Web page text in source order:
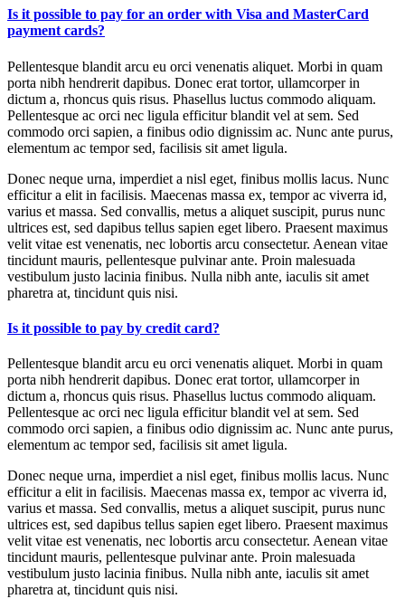
Is it possible to pay for an order with Visa and MasterCard
payment cards?
Pellentesque blandit arcu eu orci venenatis aliquet. Morbi in quam
porta nibh hendrerit dapibus. Donec erat tortor, ullamcorper in
dictum a, rhoncus quis risus. Phasellus luctus commodo aliquam.
Pellentesque ac orci nec ligula efficitur blandit vel at sem. Sed
commodo orci sapien, a finibus odio dignissim ac. Nunc ante purus,
elementum ac tempor sed, facilisis sit amet ligula.
Donec neque urna, imperdiet a nisl eget, finibus mollis lacus. Nunc
efficitur a elit in facilisis. Maecenas massa ex, tempor ac viverra id,
varius et massa. Sed convallis, metus a aliquet suscipit, purus nunc
ultrices est, sed dapibus tellus sapien eget libero. Praesent maximus
velit vitae est venenatis, nec lobortis arcu consectetur. Aenean vitae
tincidunt mauris, pellentesque pulvinar ante. Proin malesuada
vestibulum justo lacinia finibus. Nulla nibh ante, iaculis sit amet
pharetra at, tincidunt quis nisi.
Is it possible to pay by credit card?
Pellentesque blandit arcu eu orci venenatis aliquet. Morbi in quam
porta nibh hendrerit dapibus. Donec erat tortor, ullamcorper in
dictum a, rhoncus quis risus. Phasellus luctus commodo aliquam.
Pellentesque ac orci nec ligula efficitur blandit vel at sem. Sed
commodo orci sapien, a finibus odio dignissim ac. Nunc ante purus,
elementum ac tempor sed, facilisis sit amet ligula.
Donec neque urna, imperdiet a nisl eget, finibus mollis lacus. Nunc
efficitur a elit in facilisis. Maecenas massa ex, tempor ac viverra id,
varius et massa. Sed convallis, metus a aliquet suscipit, purus nunc
ultrices est, sed dapibus tellus sapien eget libero. Praesent maximus
velit vitae est venenatis, nec lobortis arcu consectetur. Aenean vitae
tincidunt mauris, pellentesque pulvinar ante. Proin malesuada
vestibulum justo lacinia finibus. Nulla nibh ante, iaculis sit amet
pharetra at, tincidunt quis nisi.